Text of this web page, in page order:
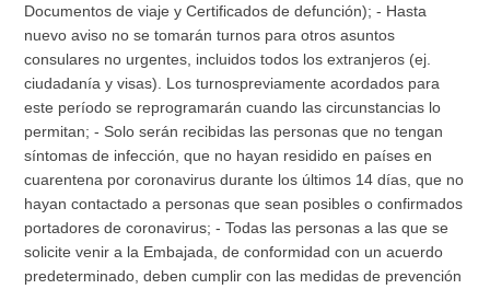
Documentos de viaje y Certificados de defunción); - Hasta
nuevo aviso no se tomarán turnos para otros asuntos
consulares no urgentes, incluidos todos los extranjeros (ej.
ciudadanía y visas). Los turnospreviamente acordados para
este período se reprogramarán cuando las circunstancias lo
permitan; - Solo serán recibidas las personas que no tengan
síntomas de infección, que no hayan residido en países en
cuarentena por coronavirus durante los últimos 14 días, que no
hayan contactado a personas que sean posibles o confirmados
portadores de coronavirus; - Todas las personas a las que se
solicite venir a la Embajada, de conformidad con un acuerdo
predeterminado, deben cumplir con las medidas de prevención